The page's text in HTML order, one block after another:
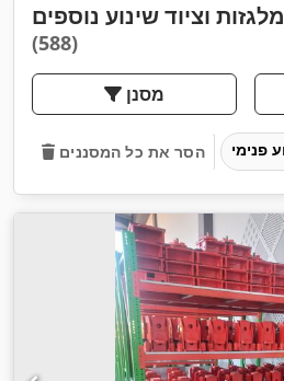
וציוד שינוע נוספים
(588)
מסנן
הסר את כל המסננים